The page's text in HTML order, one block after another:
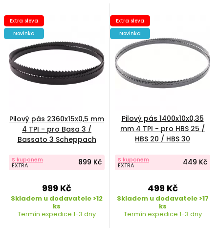
Extra sleva
Novinka
Pilový pás 2360x15x0,5 mm
4 TPI - pro Basa 3 /
Bassato 3 Scheppach
S kuponem
EXTRA 899 Kč
999 Kč
Skladem u dodavatele >12
ks
Termín expedice 1-3 dny
Extra sleva
Novinka
Pilový pás 1400x10x0,35
mm 4 TPI - pro HBS 25 /
HBS 20 / HBS 30
S kuponem
EXTRA 449 Kč
499 Kč
Skladem u dodavatele >17
ks
Termín expedice 1-3 dny